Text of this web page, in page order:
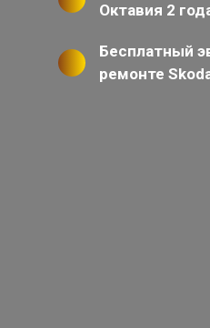
Октавия 2
Бесплатный
ремонте